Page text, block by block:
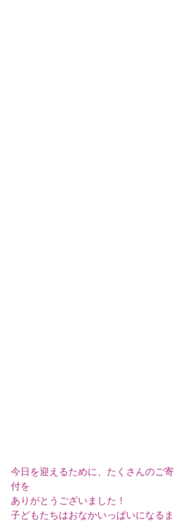
今日を迎えるために、たくさんのご寄
付を
ありがとうございました！
子どもたちはおなかいっぱいになるま